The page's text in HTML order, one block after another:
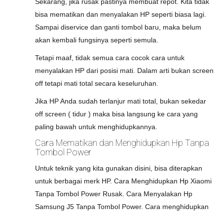
bisa mematikan dan menyalakan HP seperti biasa lagi.
Sampai diservice dan ganti tombol baru, maka belum
akan kembali fungsinya seperti semula.
Tetapi maaf, tidak semua cara cocok cara untuk
menyalakan HP dari posisi mati. Dalam arti bukan screen
off tetapi mati total secara keseluruhan.
Jika HP Anda sudah terlanjur mati total, bukan sekedar
off screen ( tidur ) maka bisa langsung ke cara yang
paling bawah untuk menghidupkannya.
Cara Mematikan dan Menghidupkan Hp Tanpa
Tombol Power
Untuk teknik yang kita gunakan disini, bisa diterapkan
untuk berbagai merk HP. Cara Menghidupkan Hp Xiaomi
Tanpa Tombol Power Rusak. Cara Menyalakan Hp
Samsung J5 Tanpa Tombol Power. Cara menghidupkan